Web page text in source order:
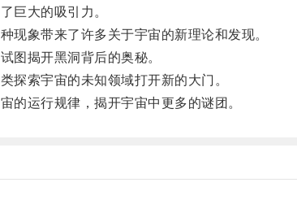
巨大的吸引力。
象带来了许多关于宇宙的新理论和发现。
揭开黑洞背后的奥秘。
索宇宙的未知领域打开新的大门。
运行规律，揭开宇宙中更多的谜团。